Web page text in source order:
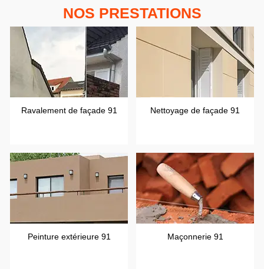
NOS PRESTATIONS
Ravalement de façade 91 Nettoyage de façade 91
Peinture extérieure 91 Maçonnerie 91